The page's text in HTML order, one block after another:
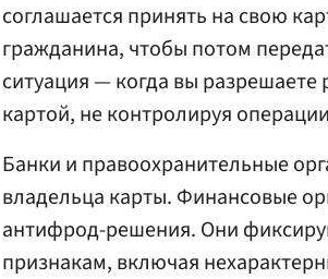
соглашается принять на свою
гражданина, чтобы потом
ситуация — когда вы разрешаете
картой, не контролируя
Банки и правоохранительные
владельца карты. Финансовые
антифрод-решения. Они
признакам, включая